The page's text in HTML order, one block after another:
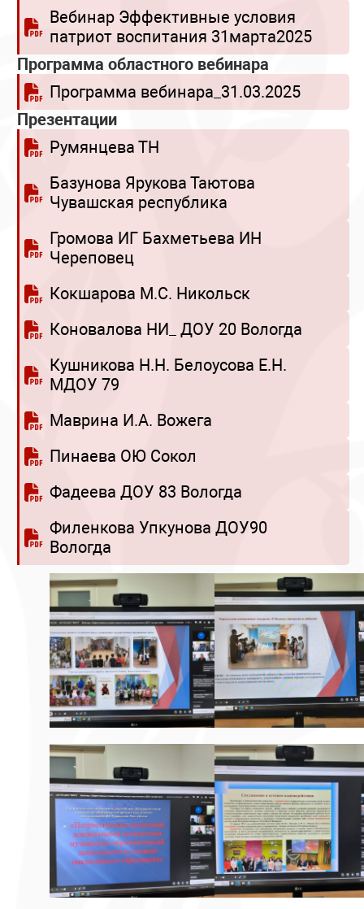
Вебинар Эффективные условия
патриот воспитания 31марта2025
Программа областного вебинара
Программа вебинара_31.03.2025
Презентации
Румянцева ТН
Базунова Ярукова Таютова
Чувашская республика
Громова ИГ Бахметьева ИН
Череповец
Кокшарова М.С. Никольск
Коновалова НИ_ ДОУ 20 Вологда
Кушникова Н.Н. Белоусова Е.Н.
МДОУ 79
Маврина И.А. Вожега
Пинаева ОЮ Сокол
Фадеева ДОУ 83 Вологда
Филенкова Упкунова ДОУ90
Вологда